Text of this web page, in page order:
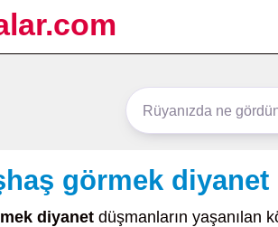
görmek diyanet
diyanet düşmanların yaşanılan